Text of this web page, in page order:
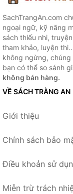
SachTrangAn.com
ngoại ngữ, kỹ năng
sách thiếu nhi,
tham khảo, luyện
không ngừng,
bạn có thể so sánh
không bán hàng.
VỀ SÁCH TRÀNG AN
Giới thiệu
Chính sách bảo
Điều khoản sử
Miễn trừ trách